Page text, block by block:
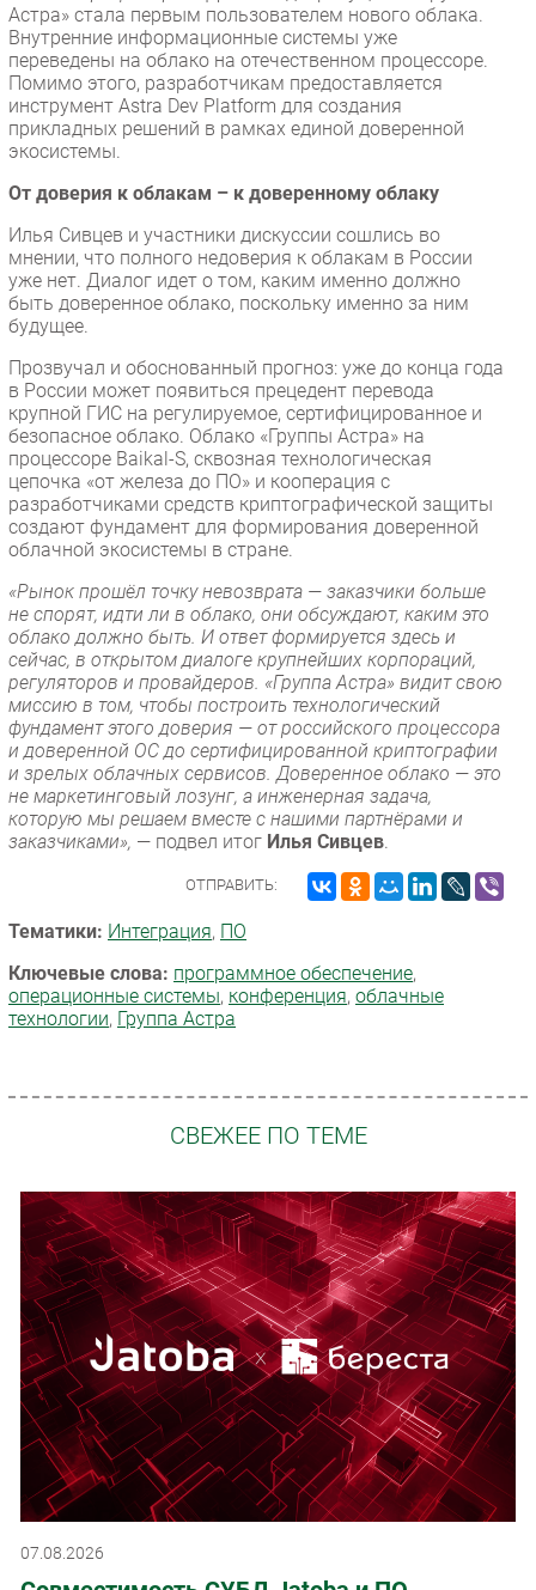
Астра» стала первым пользователем нового облака.
Внутренние информационные системы уже
переведены на облако на отечественном процессоре.
Помимо этого, разработчикам предоставляется
инструмент Astra Dev Platform для создания
прикладных решений в рамках единой доверенной
экосистемы.
От доверия к облакам – к доверенному облаку
Илья Сивцев и участники дискуссии сошлись во
мнении, что полного недоверия к облакам в России
уже нет. Диалог идет о том, каким именно должно
быть доверенное облако, поскольку именно за ним
будущее.
Прозвучал и обоснованный прогноз: уже до конца года
в России может появиться прецедент перевода
крупной ГИС на регулируемое, сертифицированное и
безопасное облако. Облако «Группы Астра» на
процессоре Baikal-S, сквозная технологическая
цепочка «от железа до ПО» и кооперация с
разработчиками средств криптографической защиты
создают фундамент для формирования доверенной
облачной экосистемы в стране.
«Рынок прошёл точку невозврата — заказчики больше
не спорят, идти ли в облако, они обсуждают, каким это
облако должно быть. И ответ формируется здесь и
сейчас, в открытом диалоге крупнейших корпораций,
регуляторов и провайдеров. «Группа Астра» видит свою
миссию в том, чтобы построить технологический
фундамент этого доверия — от российского процессора
и доверенной ОС до сертифицированной криптографии
и зрелых облачных сервисов. Доверенное облако — это
не маркетинговый лозунг, а инженерная задача,
которую мы решаем вместе с нашими партнёрами и
заказчиками», — подвел итог Илья Сивцев
ОТПРАВИТЬ:
Тематики: Интеграция, ПО
Ключевые слова: программное обеспечение,
операционные системы, конференция, облачные
технологии, Группа Астра
СВЕЖЕЕ ПО ТЕМЕ
07.08.2026